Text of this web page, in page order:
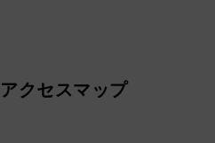
アクセスマップ